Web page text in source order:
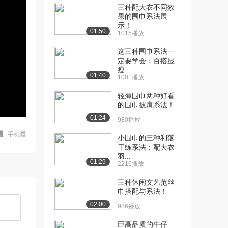
手机看
01:50
三种配大衣不同效
果的围巾系法展
示！
1015播放
01:40
这三种围巾系法一
定要学会：百搭显
瘦...
1001播放
01:24
轻薄围巾两种好看
的围巾披肩系法！
980播放
01:29
小围巾的三种利落
干练系法：配大衣
羽...
2216播放
02:00
三种休闲文艺范丝
巾搭配与系法！
986播放
巨高品质的牛仔